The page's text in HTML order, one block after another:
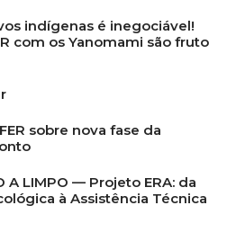
indígenas é inegociável!
com os Yanomami são fruto
sobre nova fase da
A LIMPO — Projeto ERA: da
à Assistência Técnica